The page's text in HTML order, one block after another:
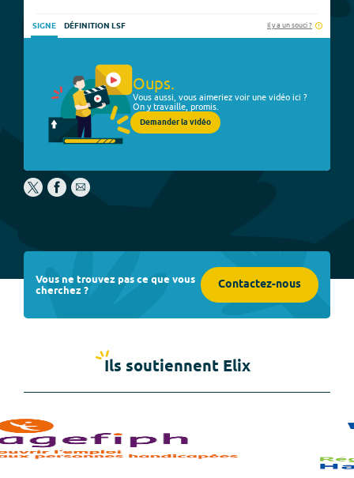
SIGNE DÉFINITION LSF Il y a un souci ?
Oups.
Vous aussi, vous aimeriez voir une vidéo ici ?
On y travaille, promis.
Demander la vidéo
Vous ne trouvez pas ce que vous
cherchez ? Contactez-nous
Ils soutiennent Elix